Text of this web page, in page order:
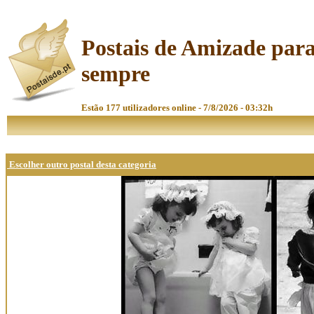
Postais de Amizade
sempre
Estão 177 utilizadores online - 7/8/2026 - 03:32h
Escolher outro postal desta categoria